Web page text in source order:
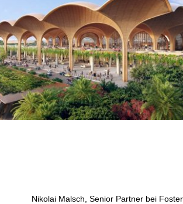
Nikolai Malsch, Senior Partner bei